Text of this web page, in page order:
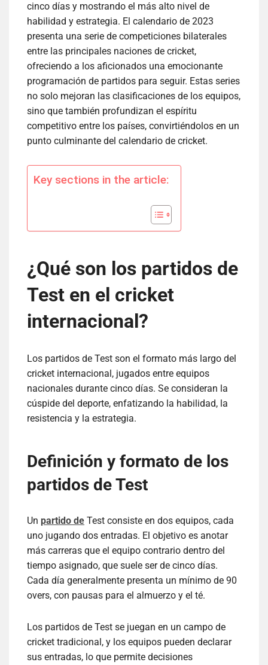
cinco días y mostrando el más alto nivel de
habilidad y estrategia. El calendario de 2023
presenta una serie de competiciones bilaterales
entre las principales naciones de cricket,
ofreciendo a los aficionados una emocionante
programación de partidos para seguir. Estas series
no solo mejoran las clasificaciones de los equipos,
sino que también profundizan el espíritu
competitivo entre los países, convirtiéndolos en un
punto culminante del calendario de cricket.
Key sections in the article:
¿Qué son los partidos de
Test en el cricket
internacional?
Los partidos de Test son el formato más largo del
cricket internacional, jugados entre equipos
nacionales durante cinco días. Se consideran la
cúspide del deporte, enfatizando la habilidad, la
resistencia y la estrategia.
Definición y formato de los
partidos de Test
Un partido de Test consiste en dos equipos, cada
uno jugando dos entradas. El objetivo es anotar
más carreras que el equipo contrario dentro del
tiempo asignado, que suele ser de cinco días.
Cada día generalmente presenta un mínimo de 90
overs, con pausas para el almuerzo y el té.
Los partidos de Test se juegan en un campo de
cricket tradicional, y los equipos pueden declarar
sus entradas, lo que permite decisiones